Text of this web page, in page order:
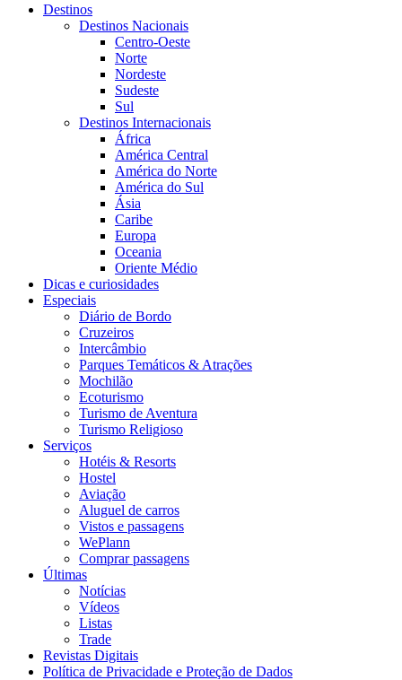
Destinos
Destinos Nacionais
Centro-Oeste
Norte
Nordeste
Sudeste
Sul
Destinos Internacionais
África
América Central
América do Norte
América do Sul
Ásia
Caribe
Europa
Oceania
Oriente Médio
Dicas e curiosidades
Especiais
Diário de Bordo
Cruzeiros
Intercâmbio
Parques Temáticos & Atrações
Mochilão
Ecoturismo
Turismo de Aventura
Turismo Religioso
Serviços
Hotéis & Resorts
Hostel
Aviação
Aluguel de carros
Vistos e passagens
WePlann
Comprar passagens
Últimas
Notícias
Vídeos
Listas
Trade
Revistas Digitais
Política de Privacidade e Proteção de Dados